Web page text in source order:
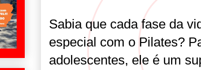
Sabia que cada fase da
especial com o Pilates?
adolescentes, ele é um